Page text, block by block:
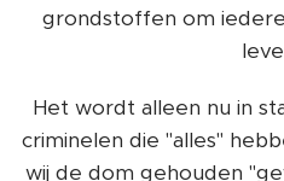
grondstoffen om
Het wordt alleen nu in
criminelen die "alles"
wij de dom gehouden